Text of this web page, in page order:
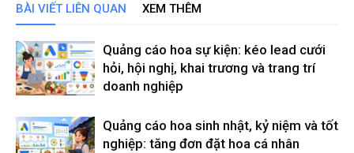
BÀI VIẾT LIÊN QUAN XEM THÊM
Quảng cáo hoa sự kiện: kéo lead cưới
hỏi, hội nghị, khai trương và trang trí
doanh nghiệp
Quảng cáo hoa sinh nhật, kỷ niệm và tốt
nghiệp: tăng đơn đặt hoa cá nhân